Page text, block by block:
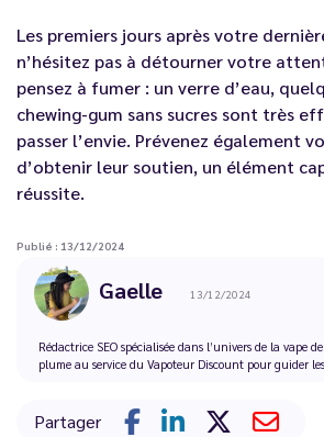
Les premiers jours après votre
n’hésitez pas à détourner votre
pensez à fumer : un verre d’eau,
chewing-gum sans sucres sont très
passer l’envie. Prévenez également
d’obtenir leur soutien, un élément
réussite.
Publié : 13/12/2024
Gaelle 13/12/2024
Rédactrice SEO spécialisée dans l’univers de la vape
plume au service du Vapoteur Discount pour guider
Partager